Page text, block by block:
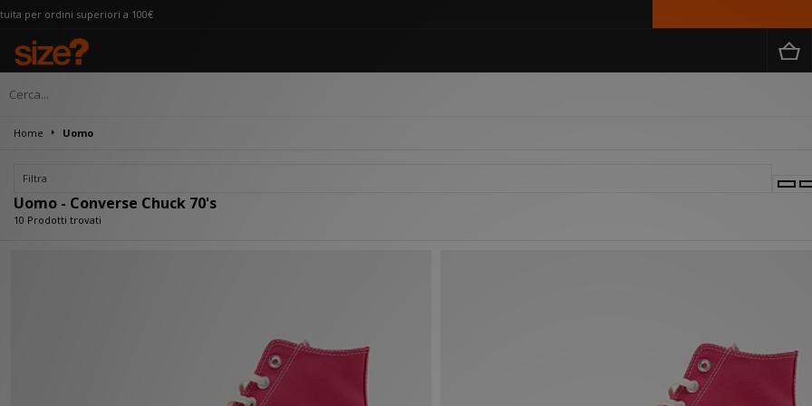
a 100€
Home Uomo
Filtra
Uomo - Converse Chuck 70's
10 Prodotti trovati